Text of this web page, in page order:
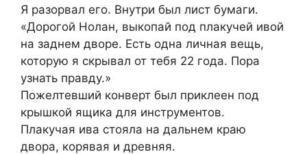
Я разорвал его. Внутри был лист бумаги.
«Дорогой Нолан, выкопай под плакучей ивой
на заднем дворе. Есть одна личная вещь,
которую я скрывал от тебя 22 года. Пора
узнать правду.»
Пожелтевший конверт был приклеен под
крышкой ящика для инструментов.
Плакучая ива стояла на дальнем краю
двора, корявая и древняя.